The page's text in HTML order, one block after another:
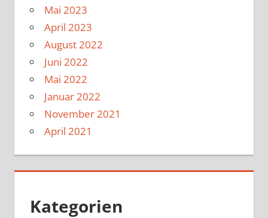
Mai 2023
April 2023
August 2022
Juni 2022
Mai 2022
Januar 2022
November 2021
April 2021
Kategorien